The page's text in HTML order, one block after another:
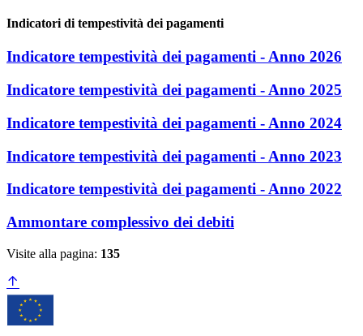
Indicatori di tempestività dei pagamenti
Indicatore tempestività dei pagamenti - Anno 2026
Indicatore tempestività dei pagamenti - Anno 2025
Indicatore tempestività dei pagamenti - Anno 2024
Indicatore tempestività dei pagamenti - Anno 2023
Indicatore tempestività dei pagamenti - Anno 2022
Ammontare complessivo dei debiti
Visite alla pagina: 135